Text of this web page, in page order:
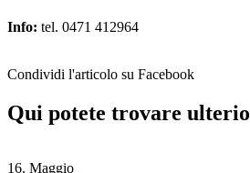
Info: tel. 0471 412964
Condividi l'articolo su Facebook
Qui potete trovare
16. Maggio